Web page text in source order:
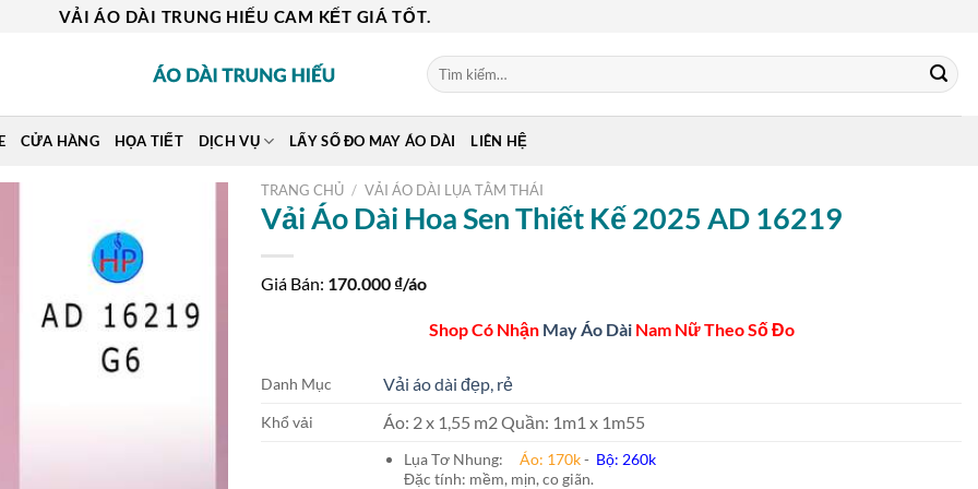
VẢI ÁO DÀI TRUNG HIẾU CAM KẾT GIÁ TỐT.
Tìm
kiếm:
CỬA HÀNG HỌA TIẾT DỊCH VỤ LẤY SỐ ĐO MAY ÁO DÀI LIÊN HỆ
TRANG CHỦ / VẢI ÁO DÀI LỤA TẰM THÁI
Vải Áo Dài Hoa Sen Thiết Kế 2025 AD 16219
Giá Bán: 170.000 ₫/áo
Shop Có Nhận May Áo DàiNam Nữ Theo Số Đo
Danh Mục Vải áo dài đẹp, rẻ
Khổ vải Áo: 2 x 1,55 m2 Quần: 1m1 x 1m55
Lụa Tơ Nhung: Áo: 170k- Bộ: 260k
Đặc tính: mềm, mịn, co giãn.